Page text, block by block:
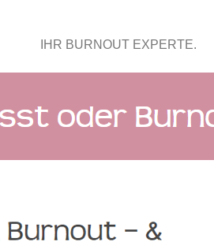
IHR BURNOUT EXPERTE.